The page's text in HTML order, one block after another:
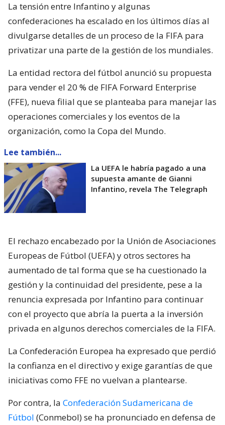
La tensión entre Infantino y algunas
confederaciones ha escalado en los últimos días al
divulgarse detalles de un proceso de la FIFA para
privatizar una parte de la gestión de los mundiales.
La entidad rectora del fútbol anunció su propuesta
para vender el 20 % de FIFA Forward Enterprise
(FFE), nueva filial que se planteaba para manejar las
operaciones comerciales y los eventos de la
organización, como la Copa del Mundo.
Lee también...
La UEFA le habría pagado a una
supuesta amante de Gianni
Infantino, revela The Telegraph
El rechazo encabezado por la Unión de Asociaciones
Europeas de Fútbol (UEFA) y otros sectores ha
aumentado de tal forma que se ha cuestionado la
gestión y la continuidad del presidente, pese a la
renuncia expresada por Infantino para continuar
con el proyecto que abría la puerta a la inversión
privada en algunos derechos comerciales de la FIFA.
La Confederación Europea ha expresado que perdió
la confianza en el directivo y exige garantías de que
iniciativas como FFE no vuelvan a plantearse.
Por contra, la Confederación Sudamericana de
Fútbol (Conmebol) se ha pronunciado en defensa de